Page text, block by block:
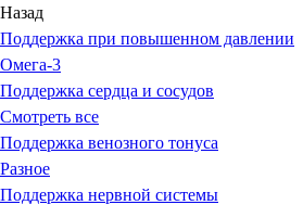
Назад
Поддержка при повышенном давлении
Омега-3
Поддержка сердца и сосудов
Смотреть все
Поддержка венозного тонуса
Разное
Поддержка нервной системы